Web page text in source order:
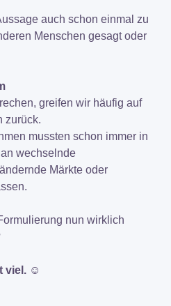
auch schon einmal zu
Menschen gesagt oder
greifen wir häufig auf
zurück.
mussten schon immer in
wechselnde
Märkte oder
nun wirklich
viel. ☺